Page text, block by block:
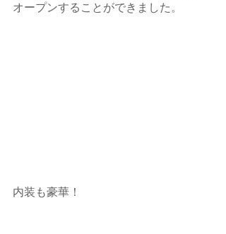
オープンすることができました。
内装も豪華！